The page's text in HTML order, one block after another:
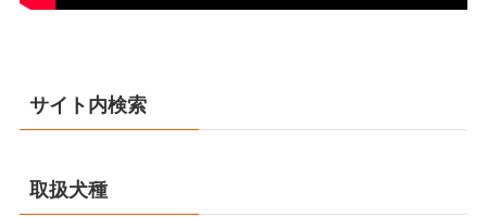
サイト内検索
取扱犬種